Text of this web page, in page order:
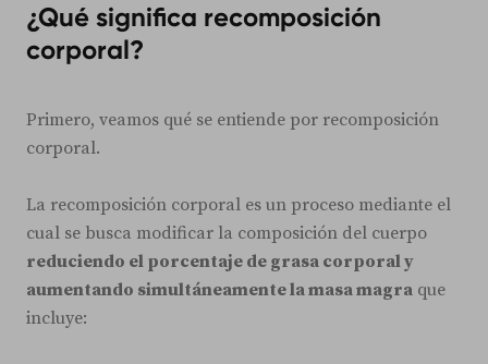
¿Qué significa recomposición
corporal?
Primero, veamos qué se entiende por recomposición
corporal.
La recomposición corporal es un proceso mediante el
cual se busca modificar la composición del cuerpo
reduciendo el porcentaje de grasa corporal y
aumentando simultáneamente la masa magra que
incluye: